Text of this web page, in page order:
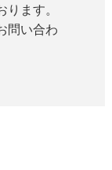
ます。
問い合わ